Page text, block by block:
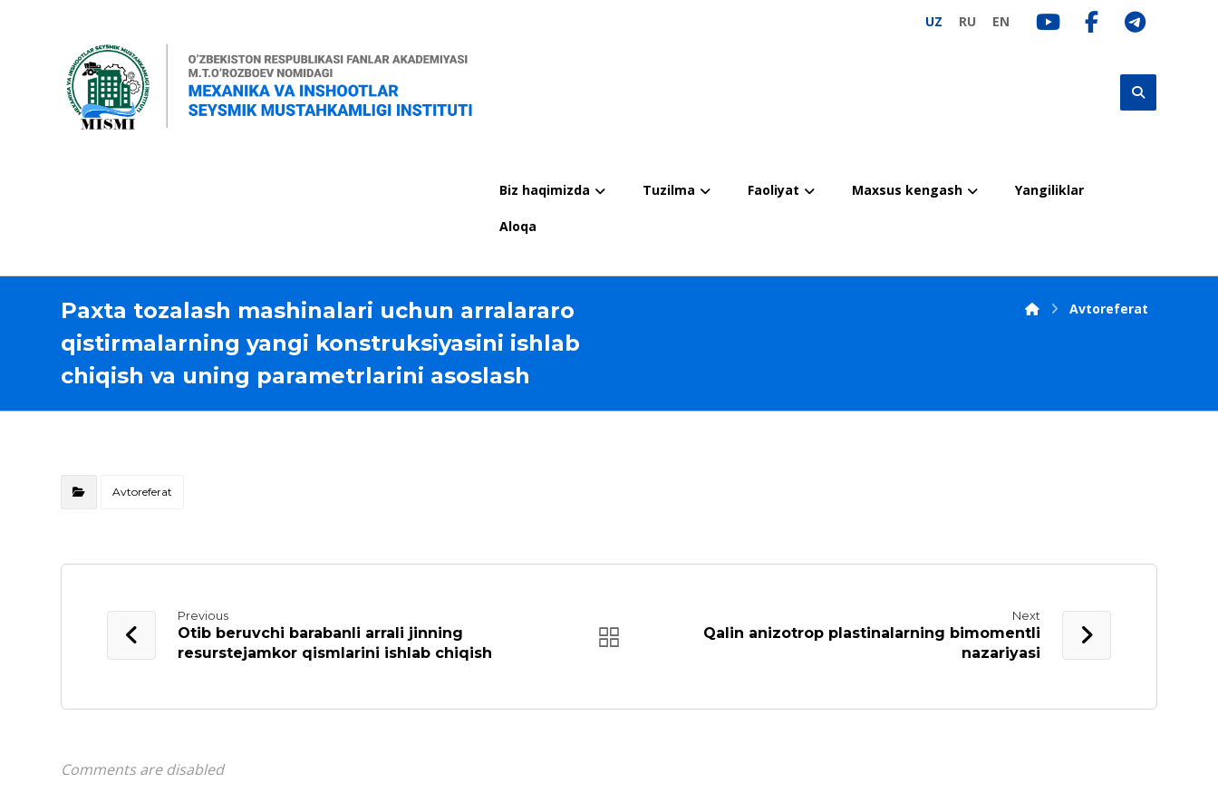
UZ RU EN
Biz haqimizda Tuzilma Faoliyat Maxsus kengash Yangiliklar
Aloqa
Paxta tozalash mashinalari uchun arralararo
qistirmalarning yangi konstruksiyasini ishlab
chiqish va uning parametrlarini asoslash
Avtoreferat
Avtoreferat
Previous
Otib beruvchi barabanli arrali jinning
resurstejamkor qismlarini ishlab chiqish
Next
Qalin anizotrop plastinalarning bimomentli
nazariyasi
Comments are disabled